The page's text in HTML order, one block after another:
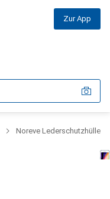
Zur App
Noreve Lederschutzhülle